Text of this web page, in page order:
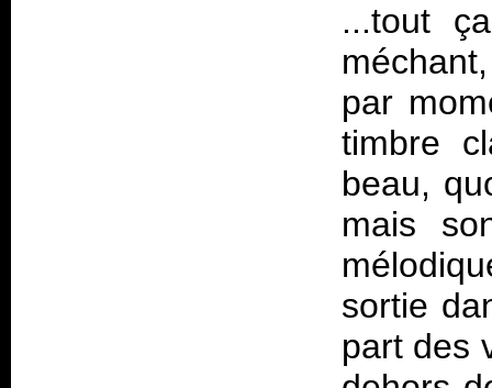
...tout
par
timbre
beau,
mais
sortie
part des